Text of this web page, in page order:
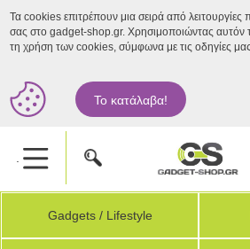
Τα cookies επιτρέπουν μια σειρά από λειτουργίες
σας στο gadget-shop.gr. Χρησιμοποιώντας αυτόν
τη χρήση των cookies, σύμφωνα με τις οδηγίες
Το κατάλαβα!
.
Gadgets / Lifestyle